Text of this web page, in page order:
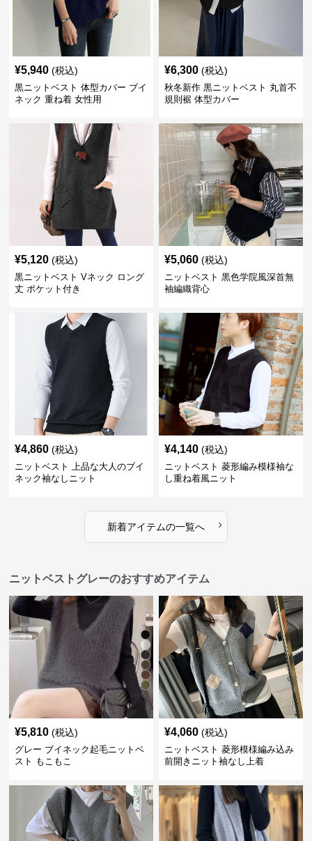
¥5,940 (税込)
黒ニットベスト 体型カバー ブイ
ネック 重ね着 女性用
¥6,300 (税込)
秋冬新作 黒ニットベスト 丸首不
規則裾 体型カバー
¥5,120 (税込)
黒ニットベスト Vネック ロング
丈 ポケット付き
¥5,060 (税込)
ニットベスト 黒色学院風深首無
袖編織背心
¥4,860 (税込)
ニットベスト 上品な大人のブイ
ネック袖なしニット
¥4,140 (税込)
ニットベスト 菱形編み模様袖な
し重ね着風ニット
新着アイテムの一覧へ ›
ニットベストグレーのおすすめアイテム
¥5,810 (税込)
グレー ブイネック起毛ニットベ
スト もこもこ
¥4,060 (税込)
ニットベスト 菱形模様編み込み
前開きニット袖なし上着